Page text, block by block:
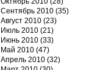
Сентябрь 2010(35)
Август 2010(23)
Июль 2010(21)
Июнь 2010(33)
Май 2010(47)
Апрель 2010(32)